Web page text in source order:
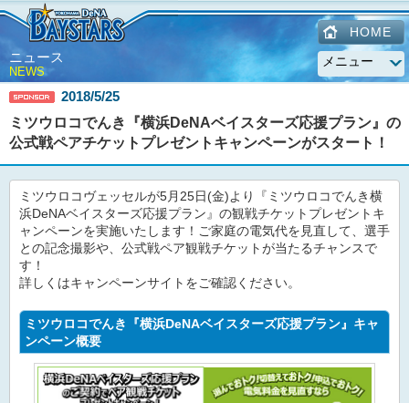
HOME
ニュース
NEWS
2018/5/25
ミツウロコでんき『横浜DeNAベイスターズ応援プラン』の
公式戦ペアチケットプレゼントキャンペーンがスタート！
ミツウロコヴェッセルが5月25日(金)より『ミツウロコでんき横
浜DeNAベイスターズ応援プラン』の観戦チケットプレゼントキ
ャンペーンを実施いたします！ご家庭の電気代を見直して、選手
との記念撮影や、公式戦ペア観戦チケットが当たるチャンスで
す！
詳しくはキャンペーンサイトをご確認ください。
ミツウロコでんき『横浜DeNAベイスターズ応援プラン』キャ
ンペーン概要